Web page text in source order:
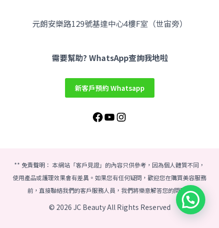
元朗安樂路129號基達中心4樓F室（世宙旁）
需要幫助? WhatsApp查詢我地啦
新客戶預約 Whatsapp
Facebook
YouTube
Instagram
** 免責聲明： 本網站「客戶見證」的內容只供參考，因為個人體質不同，
使用產品或護理效果會有差異。如果您有任何疑問，歡迎您在購買美容服務
前，直接聯絡我們的客戶服務人員，我們將樂意解答您的問題。
© 2026 JC Beauty All Rights Reserved